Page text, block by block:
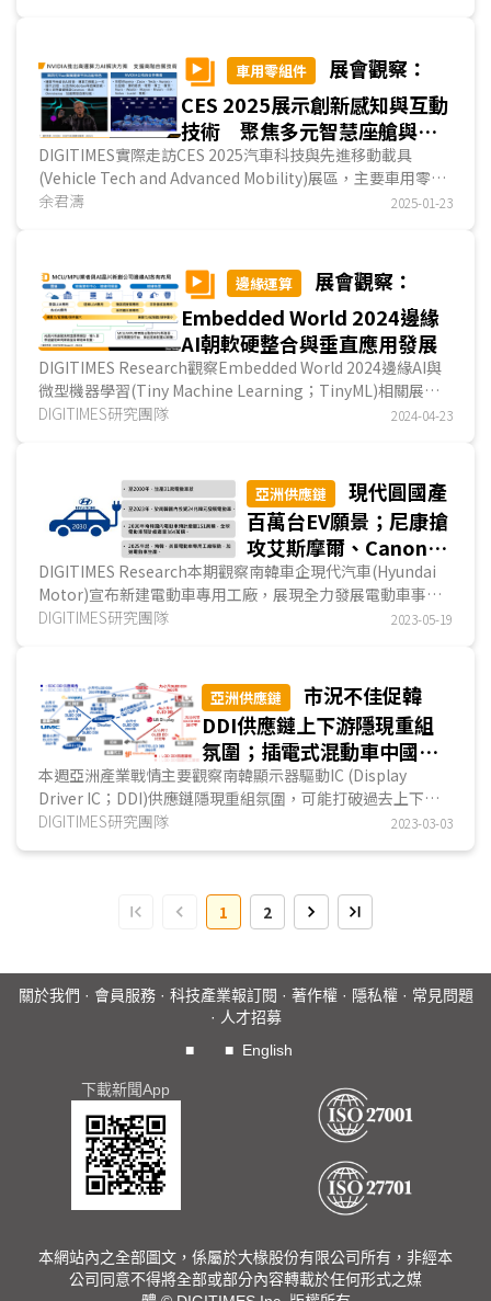
車用零組件
展會觀察：
CES 2025展示創新感知與互動
技術 聚焦多元智慧座艙與自
駕解決方案
DIGITIMES實際走訪CES 2025汽車科技與先進移動載具
(Vehicle Tech and Advanced Mobility)展區，主要車用零組
件業者展出主軸聚焦於智慧座艙顯示應用與自動駕駛...
余君濤 2025-01-23
邊緣運算
展會觀察：
Embedded World 2024邊緣
AI朝軟硬整合與垂直應用發展
DIGITIMES Research觀察Embedded World 2024邊緣AI與
微型機器學習(Tiny Machine Learning；TinyML)相關展
示，凸顯晶片業者除開發適於AI運算的新品，亦布局軟...
DIGITIMES研究團隊 2024-04-23
亞洲供應鏈
現代圓國產
百萬台EV願景；尼康搶
攻艾斯摩爾、Canon微
影機優勢領域；中企對
東協展開下階段電動車
DIGITIMES Research本期觀察南韓車企現代汽車(Hyundai
Motor)宣布新建電動車專用工廠，展現全力發展電動車事業
的決心；在美日荷聯手圍剿中國半導體產業發展的時空...
DIGITIMES研究團隊 2023-05-19
亞洲供應鏈
市況不佳促韓
DDI供應鏈上下游隱現重組
氛圍；插電式混動車中國市
場再獲青睞
本週亞洲產業戰情主要觀察南韓顯示器驅動IC (Display
Driver IC；DDI)供應鏈隱現重組氛圍，可能打破過去上下游
合作體系；2022年中國市場插電式混合動力車(PHEV)銷售...
DIGITIMES研究團隊 2023-03-03
1 2
關於我們 · 會員服務· 科技產業報訂閱 · 著作權· 隱私權· 常見問題
· 人才招募
■
■ English
下載新聞App
本網站內之全部圖文，係屬於大椽股份有限公司所有，非經本
公司同意不得將全部或部分內容轉載於任何形式之媒